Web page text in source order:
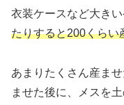
衣装ケースなど大きい
たりすると200くらい
あまりたくさん産ま
ませた後に、メスを